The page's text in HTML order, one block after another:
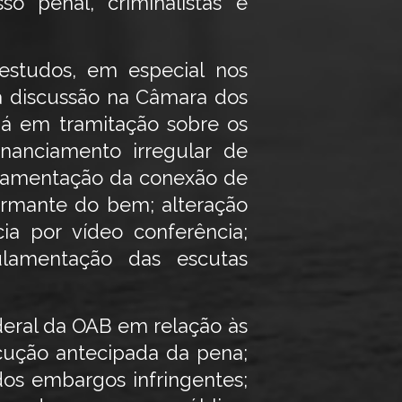
em especial nos
na Câmara dos
em tramitação sobre os
irregular de
da conexão de
do bem; alteração
por vídeo conferência;
das escutas
da OAB em relação às
antecipada da pena;
embargos infringentes;